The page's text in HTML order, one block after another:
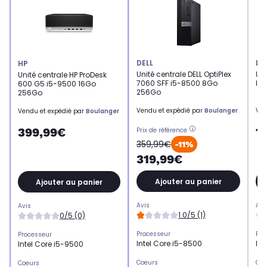
HP
Unité centrale HP ProDesk
600 G5 i5-9500 16Go
256Go
Vendu et expédié par Boulanger
399,99€
Ajouter au panier
Avis
0/5 (0)
Processeur
Intel Core i5-9500
Coeurs
DELL
Unité centrale DELL OptiPlex
7060 SFF i5-8500 8Go
256Go
Vendu et expédié par Boulanger
Prix de référence
359,99€ -11%
319,99€
Ajouter au panier
Avis
1.0/5 (1)
Processeur
Intel Core i5-8500
Coeurs